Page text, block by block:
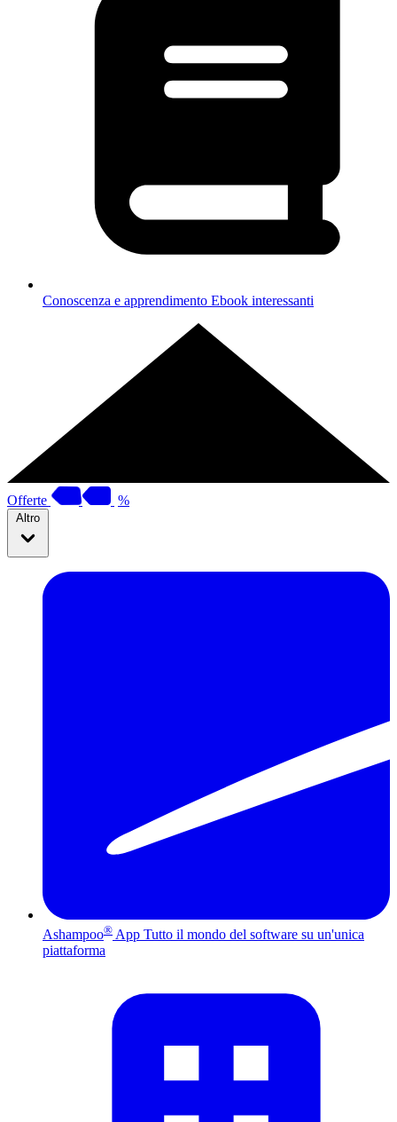
Conoscenza e apprendimento Ebook interessanti
Offerte %
Altro
Ashampoo® App Tutto il mondo del software su un'unica
piattaforma